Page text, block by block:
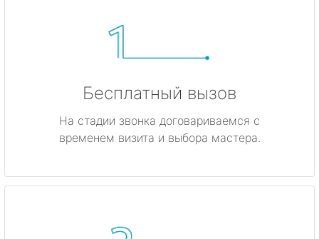
Бесплатный вызов
На стадии звонка договариваемся с
временем визита и выбора мастера.